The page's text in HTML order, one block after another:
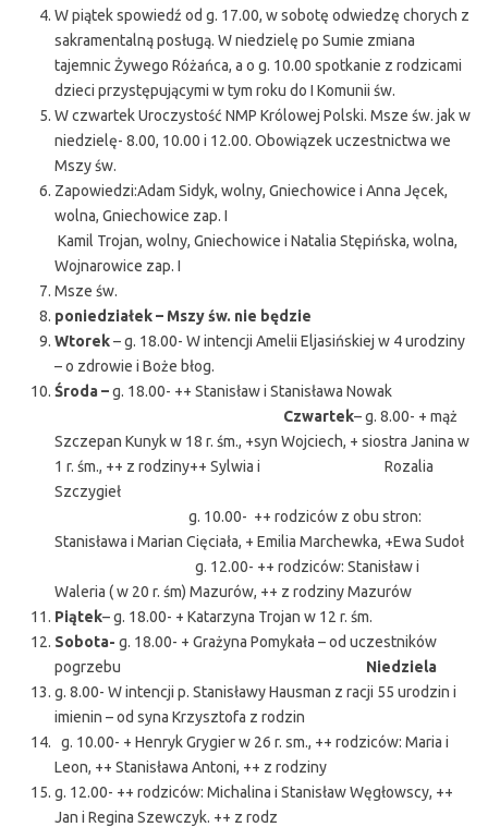
W piątek spowiedź od g. 17.00, w sobotę odwiedzę chorych z
sakramentalną posługą. W niedzielę po Sumie zmiana
tajemnic Żywego Różańca, a o g. 10.00 spotkanie z rodzicami
dzieci przystępującymi w tym roku do I Komunii św.
W czwartek Uroczystość NMP Królowej Polski. Msze św. jak w
niedzielę- 8.00, 10.00 i 12.00. Obowiązek uczestnictwa we
Mszy św.
Zapowiedzi:Adam Sidyk, wolny, Gniechowice i Anna Jęcek,
wolna, Gniechowice zap. I
Kamil Trojan, wolny, Gniechowice i Natalia Stępińska, wolna,
Wojnarowice zap. I
Msze św.
poniedziałek – Mszy św. nie będzie
Wtorek– g. 18.00- W intencji Amelii Eljasińskiej w 4 urodziny
– o zdrowie i Boże błog.
Środa –g. 18.00- ++ Stanisław i Stanisława Nowak
Czwartek– g. 8.00- + mąż
Szczepan Kunyk w 18 r. śm., +syn Wojciech, + siostra Janina w
1 r. śm., ++ z rodziny++ Sylwia i Rozalia
Szczygieł
g. 10.00- ++ rodziców z obu stron:
Stanisława i Marian Cięciała, + Emilia Marchewka, +Ewa Sudoł
g. 12.00- ++ rodziców: Stanisław i
Waleria ( w 20 r. śm) Mazurów, ++ z rodziny Mazurów
Piątek– g. 18.00- + Katarzyna Trojan w 12 r. śm.
Sobota- g. 18.00- + Grażyna Pomykała – od uczestników
pogrzebu Niedziela
g. 8.00- W intencji p. Stanisławy Hausman z racji 55 urodzin i
imienin – od syna Krzysztofa z rodzin
g. 10.00- + Henryk Grygier w 26 r. sm., ++ rodziców: Maria i
Leon, ++ Stanisława Antoni, ++ z rodziny
g. 12.00- ++ rodziców: Michalina i Stanisław Węgłowscy, ++
Jan i Regina Szewczyk. ++ z rodz